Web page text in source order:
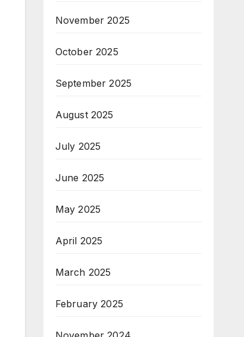
November 2025
October 2025
September 2025
August 2025
July 2025
June 2025
May 2025
April 2025
March 2025
February 2025